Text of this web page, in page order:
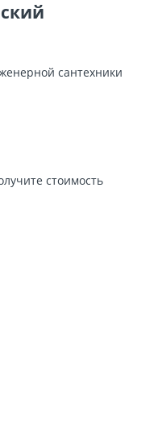
стоимость